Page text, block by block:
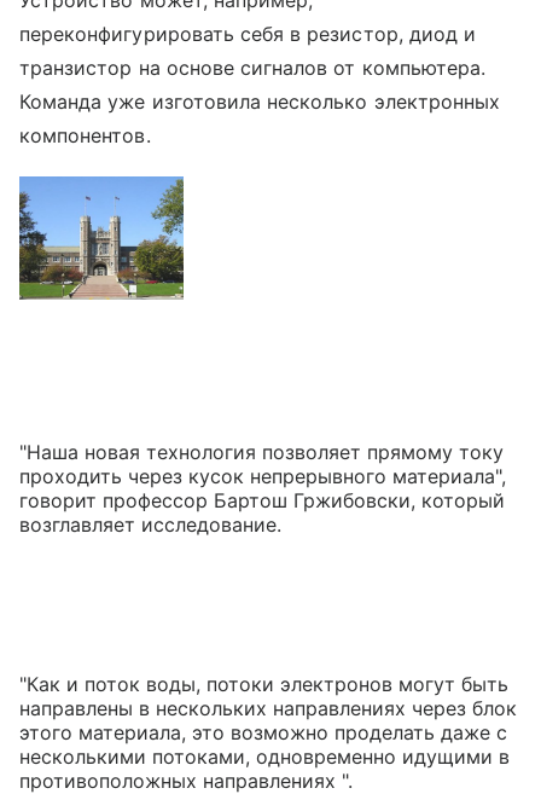
переконфигурировать себя в резистор, диод и
транзистор на основе сигналов от компьютера.
Команда уже изготовила несколько электронных
компонентов.
"Наша новая технология позволяет прямому току
проходить через кусок непрерывного материала",
говорит профессор Бартош Гржибовски, который
возглавляет исследование.
"Как и поток воды, потоки электронов могут быть
направлены в нескольких направлениях через блок
этого материала, это возможно проделать даже с
несколькими потоками, одновременно идущими в
противоположных направлениях ".